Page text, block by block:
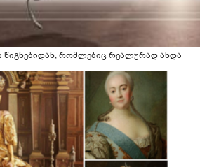
წიგნებიდან, რომლებიც რეალურად ახდა